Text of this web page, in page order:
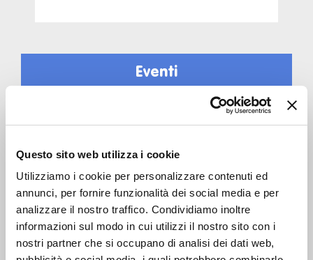
Questo sito web utilizza i cookie
Utilizziamo i cookie per personalizzare contenuti ed
annunci, per fornire funzionalità dei social media e per
analizzare il nostro traffico. Condividiamo inoltre
informazioni sul modo in cui utilizzi il nostro sito con i
nostri partner che si occupano di analisi dei dati web,
Eventi
genitori
e
famiglie
DIC 2025 10:00-12:00
Alla Casa di quartiere Valvassori Peroni: incontri
gratuiti per genitori e caregiver
genitori
e
famiglie